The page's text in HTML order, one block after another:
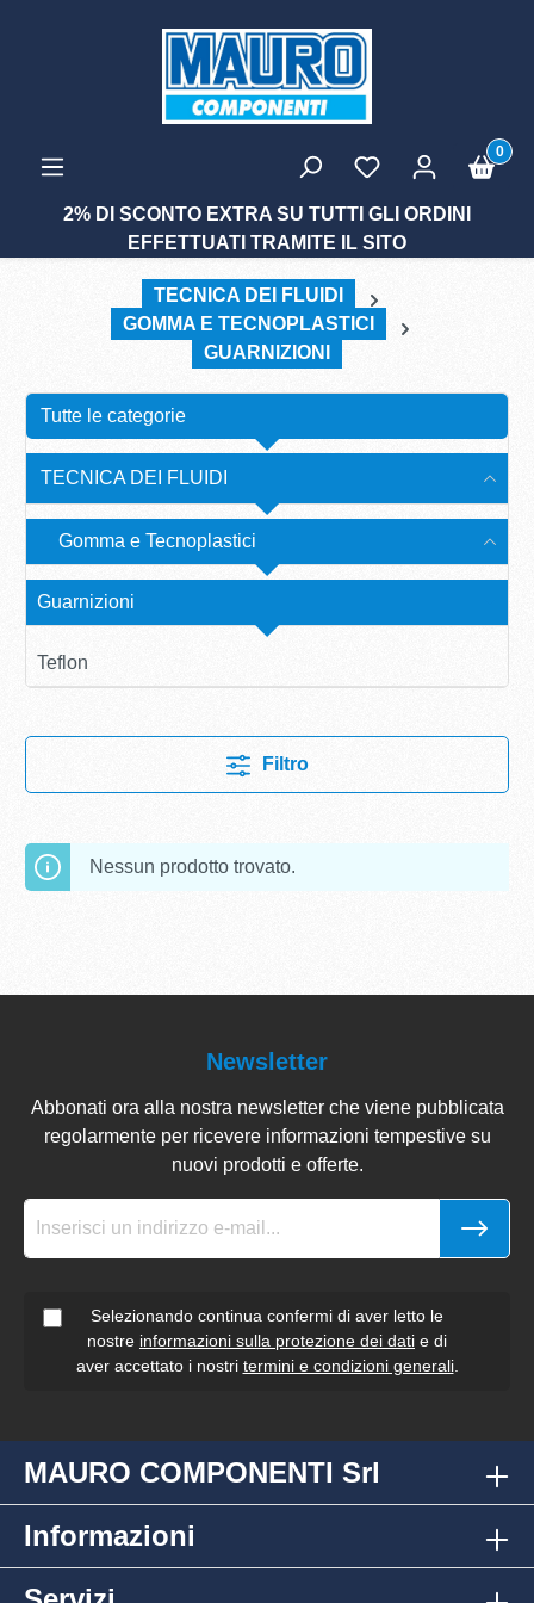
0
2% DI SCONTO EXTRA SU TUTTI GLI ORDINI
EFFETTUATI TRAMITE IL SITO
TECNICA DEI FLUIDI
GOMMA E TECNOPLASTICI
GUARNIZIONI
Tutte le categorie
TECNICA DEI FLUIDI
Gomma e Tecnoplastici
Guarnizioni
Teflon
Filtro
Nessun prodotto trovato.
Newsletter
Abbonati ora alla nostra newsletter che viene pubblicata
regolarmente per ricevere informazioni tempestive su
nuovi prodotti e offerte.
Selezionando continua confermi di aver letto le
nostre informazioni sulla protezione dei dati e di
aver accettato i nostri termini e condizioni generali.
MAURO COMPONENTI Srl
Informazioni